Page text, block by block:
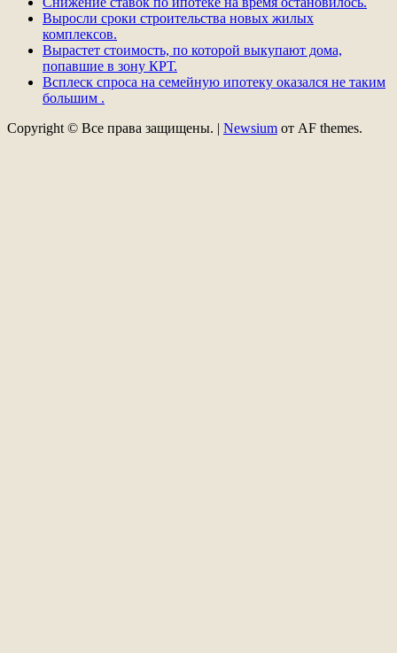
Выросли сроки строительства новых жилых
комплексов.
Вырастет стоимость, по которой выкупают дома,
попавшие в зону КРТ.
Всплеск спроса на семейную ипотеку оказался не таким
большим .
Copyright © Все права защищены. | Newsium от AF themes.